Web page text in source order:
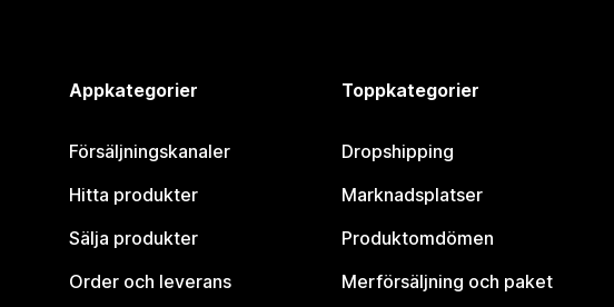
Appkategorier
Försäljningskanaler
Hitta produkter
Sälja produkter
Order och leverans
Toppkategorier
Dropshipping
Marknadsplatser
Produktomdömen
Merförsäljning och paket